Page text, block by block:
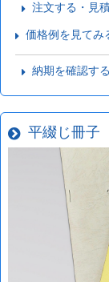
注文する・見
価格例を見てみ
納期を確認する
平綴じ冊子